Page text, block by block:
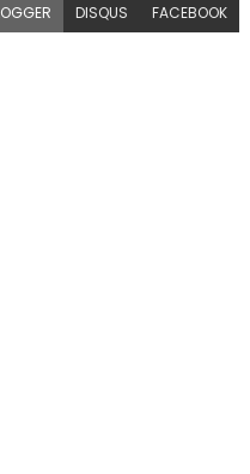
DISQUS FACEBOOK